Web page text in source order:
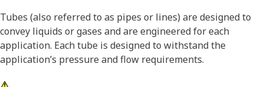
Tubes (also referred to as pipes or lines) are designed to
convey liquids or gases and are engineered for each
application. Each tube is designed to withstand the
application’s pressure and flow requirements.